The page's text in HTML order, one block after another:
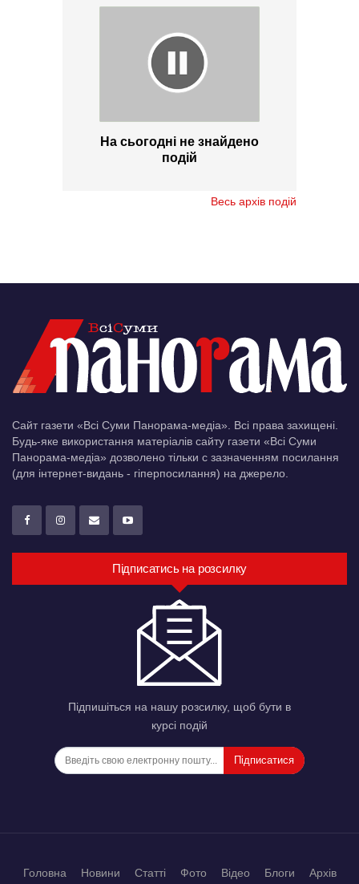
На сьогодні не знайдено
подій
Весь архів подій
Сайт газети «Всі Суми Панорама-медіа». Всі права захищені.
Будь-яке використання матеріалів сайту газети «Всі Суми
Панорама-медіа» дозволено тільки c зазначенням посилання
(для інтернет-видань - гіперпосилання) на джерело.
Підписатись на розсилку
Підпишіться на нашу розсилку, щоб бути в
курсі подій
Підписатися
Головна Новини Статті Фото Відео Блоги Архів